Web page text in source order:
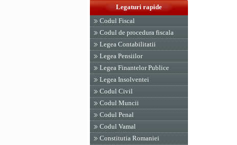
Legaturi rapide
Codul Fiscal
Codul de procedura fiscala
Legea Contabilitatii
Legea Pensiilor
Legea Finantelor Publice
Legea Insolventei
Codul Civil
Codul Muncii
Codul Penal
Codul Vamal
Constitutia Romaniei